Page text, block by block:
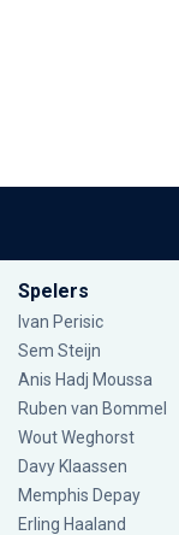
Spelers
Ivan Perisic
Sem Steijn
Anis Hadj Moussa
Ruben van Bommel
Wout Weghorst
Davy Klaassen
Memphis Depay
Erling Haaland